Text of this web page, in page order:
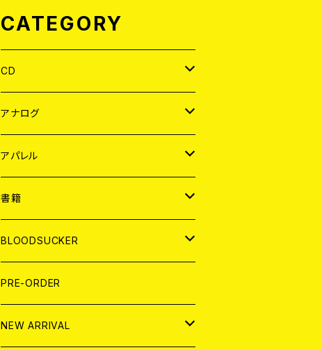
CATEGORY
CD
JAPAN
WORLD
アナログ
JAPAN
７EP
LP
WORLD
7EP
LP
アパレル
JAPAN
T-shirt
HOOD
WORLD
T-shirt
HOOD
書籍
MAGAZINE
BOLLOCKS
EL ZINE
写真集 (PHOTOBOOK)
BLOODSUCKER
CD
アナログ
PRE-ORDER
NEW ARRIVAL